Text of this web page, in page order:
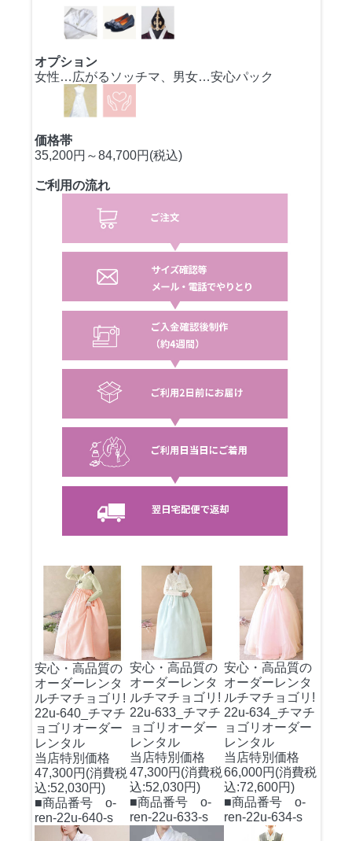
オプション
女性…広がるソッチマ、男女…安心パック
価格帯
35,200円～84,700円(税込)
ご利用の流れ
安心・高品質の
オーダーレンタ
ルチマチョゴリ!
22u-640_チマチ
ョゴリオーダー
レンタル
当店特別価格
47,300円(消費税
込:52,030円)
■商品番号 o-
ren-22u-640-s
安心・高品質の
オーダーレンタ
ルチマチョゴリ!
22u-633_チマチ
ョゴリオーダー
レンタル
当店特別価格
47,300円(消費税
込:52,030円)
■商品番号 o-
ren-22u-633-s
安心・高品質の
オーダーレンタ
ルチマチョゴリ!
22u-634_チマチ
ョゴリオーダー
レンタル
当店特別価格
66,000円(消費税
込:72,600円)
■商品番号 o-
ren-22u-634-s